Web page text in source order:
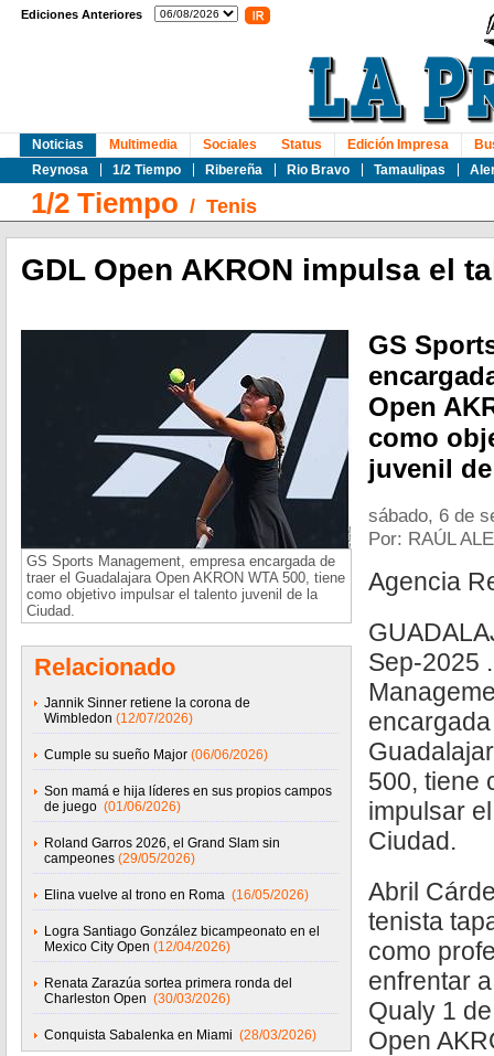
Ediciones Anteriores
Noticias
Reynosa
1/2 Tiempo Ribereña Rio Bravo Tamaulipas
Multimedia Sociales Status Edición Impresa
1/2 Tiempo / Tenis
GDL Open AKRON impulsa el
GS Sports Management, empresa encargada de
traer el Guadalajara Open AKRON WTA 500, tiene
como objetivo impulsar el talento juvenil de la
Ciudad.
Relacionado
Jannik Sinner retiene la corona de
Wimbledon (12/07/2026)
Cumple su sueño Major (06/06/2026)
Son mamá e hija líderes en sus propios campos
de juego (01/06/2026)
Roland Garros 2026, el Grand Slam sin
campeones (29/05/2026)
Elina vuelve al trono en Roma (16/05/2026)
Logra Santiago González bicampeonato en el
Mexico City Open (12/04/2026)
Renata Zarazúa sortea primera ronda del
Charleston Open (30/03/2026)
Conquista Sabalenka en Miami (28/03/2026)
GS
Open
como
juvenil
sábado, 6 de
Por: RAÚL
Agencia
Sep-2025
500, tiene
impulsar
Ciudad.
Abril
tenista
como
enfrentar
Qualy 1
Open